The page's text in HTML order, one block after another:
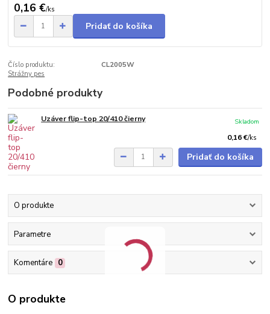
0,16 €/ks
Pridať do košíka
Číslo produktu:
CL2005W
Strážny pes
Podobné produkty
Uzáver flip-top 20/410 čierny
0,16 €/ks
Skladom
Pridať do košíka
O produkte
Parametre
Komentáre 0
O produkte